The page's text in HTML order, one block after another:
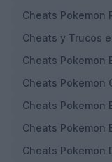
Cheats Pokemon
Cheats y Trucos
Cheats Pokemon
Cheats Pokemon
Cheats Pokemon
Cheats Pokemon
Cheats Pokemon